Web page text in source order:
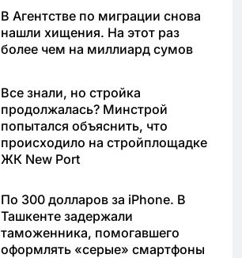
В Агентстве по миграции снова
нашли хищения. На этот раз
более чем на миллиард сумов
Все знали, но стройка
продолжалась? Минстрой
попытался объяснить, что
происходило на стройплощадке
ЖК New Port
По 300 долларов за iPhone. В
Ташкенте задержали
таможенника, помогавшего
оформлять «серые» смартфоны